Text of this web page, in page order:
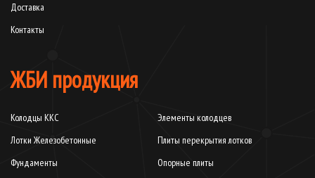
Доставка
Контакты
ЖБИ продукция
Колодцы ККС
Элементы колодцев
Лотки Железобетонные
Плиты перекрытия лотков
Фундаменты
Опорные плиты